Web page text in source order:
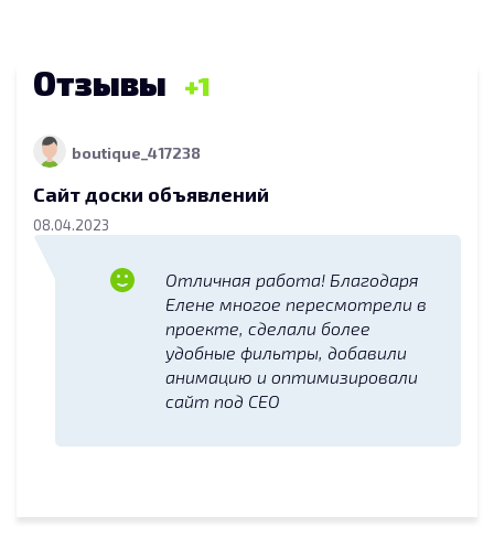
Отзывы 1
boutique_417238
Сайт доски объявлений
08.04.2023
Отличная работа! Благодаря
Елене многое пересмотрели в
проекте, сделали более
удобные фильтры, добавили
анимацию и оптимизировали
сайт под СЕО